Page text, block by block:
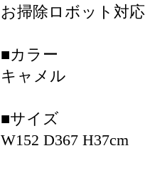
お掃除ロボット対応
■カラー
キャメル
■サイズ
W152 D367 H37cm